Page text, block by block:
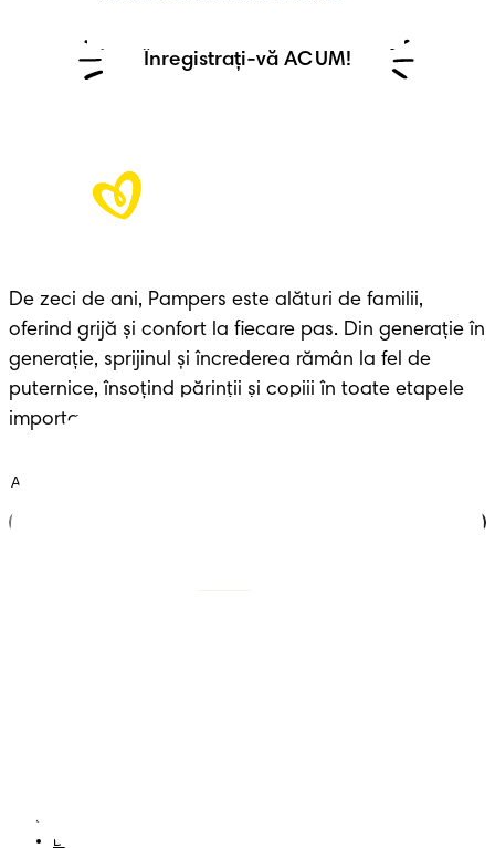
Înregistrați-vă ACUM!
De zeci de ani, Pampers este alături de familii,
oferind grijă și confort la fiecare pas. Din generație în
generație, sprijinul și încrederea rămân la fel de
puternice, însoțind părinții și copiii în toate etapele
importante ale vieții.
Datele Mele